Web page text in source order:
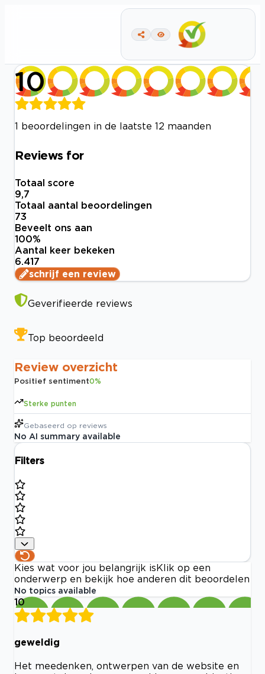
10
1 beoordelingen in de laatste 12 maanden
Reviews for
Totaal score
9,7
Totaal aantal beoordelingen
73
Beveelt ons aan
100%
Aantal keer bekeken
6.417
schrijf een review
Geverifieerde reviews
Top beoordeeld
Review overzicht
Positief sentiment0%
Sterke punten
Gebaseerd op reviews
No AI summary available
Filters
Kies wat voor jou belangrijk is Klik op een
onderwerp en bekijk hoe anderen dit beoordelen
No topics available
10
geweldig
Het meedenken, ontwerpen van de website en